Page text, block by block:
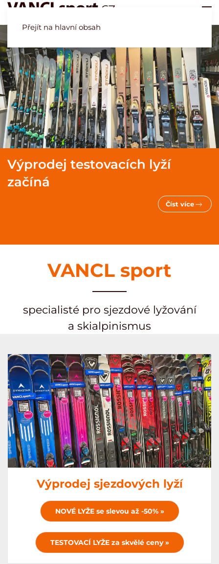
Přejít na hlavní obsah
Výprodej testovacích lyží
začíná
Číst více
VANCL sport
specialisté pro sjezdové lyžování
a skialpinismus
Výprodej sjezdových lyží
NOVÉ LYŽE se slevou až -50% »
TESTOVACÍ LYŽE za skvělé ceny »